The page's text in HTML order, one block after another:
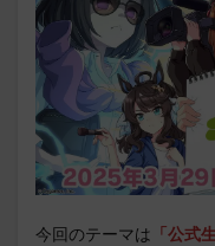
今回のテーマは 「公式